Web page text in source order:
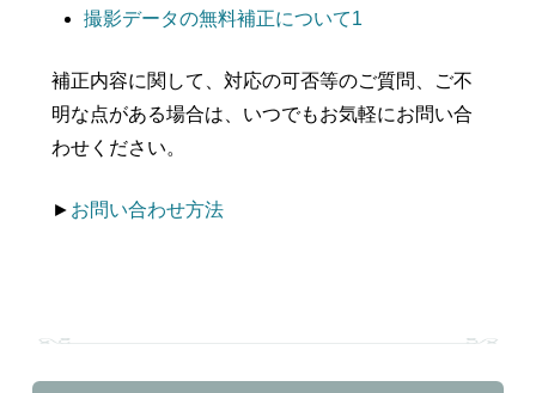
撮影データの無料補正について1
補正内容に関して、対応の可否等のご質問、ご不
明な点がある場合は、いつでもお気軽にお問い合
わせください。
► お問い合わせ方法